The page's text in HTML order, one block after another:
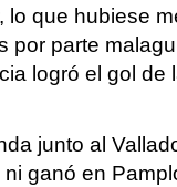
que hubiese
por parte
logró el gol de
junto al
ganó en